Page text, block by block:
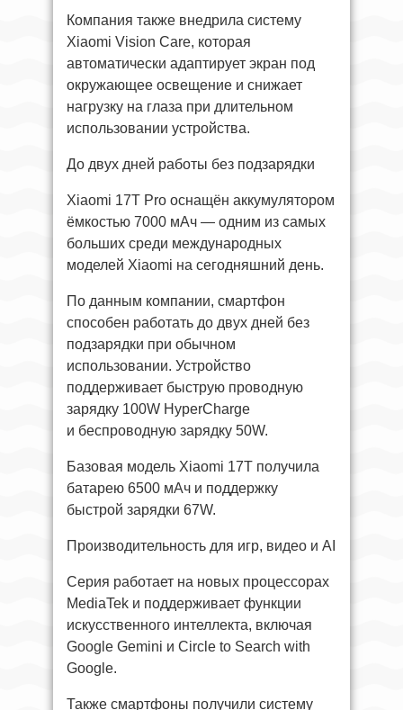
Компания также внедрила систему
Xiaomi Vision Care, которая
автоматически адаптирует экран под
окружающее освещение и снижает
нагрузку на глаза при длительном
использовании устройства.
До двух дней работы без подзарядки
Xiaomi 17T Pro оснащён аккумулятором
ёмкостью 7000 мАч — одним из самых
больших среди международных
моделей Xiaomi на сегодняшний день.
По данным компании, смартфон
способен работать до двух дней без
подзарядки при обычном
использовании. Устройство
поддерживает быструю проводную
зарядку 100W HyperCharge
и беспроводную зарядку 50W.
Базовая модель Xiaomi 17T получила
батарею 6500 мАч и поддержку
быстрой зарядки 67W.
Производительность для игр, видео и AI
Серия работает на новых процессорах
MediaTek и поддерживает функции
искусственного интеллекта, включая
Google Gemini и Circle to Search with
Google.
Также смартфоны получили систему